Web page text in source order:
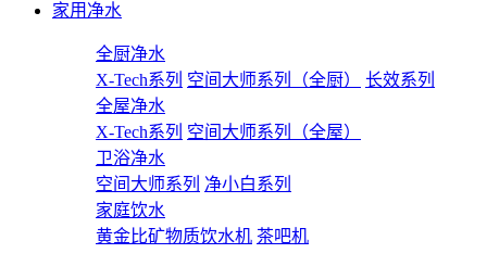
家用净水
全厨净水
X-Tech系列 空间大师系列（全厨）
长效系列
全屋净水
X-Tech系列 空间大师系列（全屋）
卫浴净水
空间大师系列 净小白系列
家庭饮水
黄金比矿物质饮水机 茶吧机